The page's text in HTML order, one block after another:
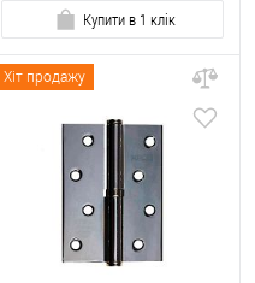
Купити в 1 клік
Хіт продажу